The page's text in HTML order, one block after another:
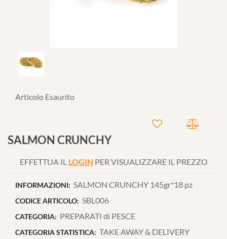
Articolo Esaurito
SALMON CRUNCHY
EFFETTUA IL LOGIN PER VISUALIZZARE IL PREZZO
INFORMAZIONI: SALMON CRUNCHY 145gr*18 pz
CODICE ARTICOLO: SBL006
CATEGORIA: PREPARATI di PESCE
CATEGORIA STATISTICA: TAKE AWAY & DELIVERY